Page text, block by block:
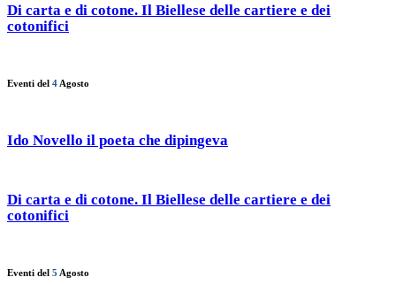
Di carta e di cotone. Il Biellese delle cartiere e dei
cotonifici
Eventi del 4 Agosto
Ido Novello il poeta che dipingeva
Di carta e di cotone. Il Biellese delle cartiere e dei
cotonifici
Eventi del 5 Agosto